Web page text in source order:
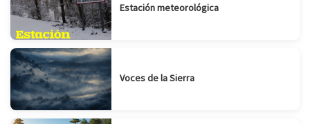
Estación meteorológica
Voces de la Sierra